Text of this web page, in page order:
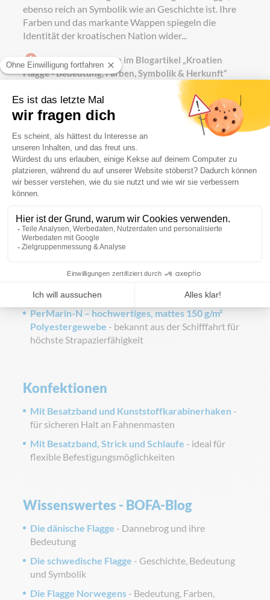
ebenso reich an Symbolik wie an Geschichte ist. Ihre
Farben und das markante Wappen spiegeln die
Identität der kroatischen Nation wider...
Jetzt mehr erfahren im Blogartikel „Kroatien
Flagge - Bedeutung, Farben, Symbolik & Herkunft“
Gängige Formate
150 × 100 cm
200 × 120 cm
250 × 150 cm
Weitere Formate auf Anfrage
Materialien
Polyestergewirke
- ideal für den Außeneinsatz mit
hoher Reißfestigkeit
PerMarin-N – hochwertiges, mattes 150 g/m²
Polyestergewebe - bekannt aus der Schifffahrt für
höchste Strapazierfähigkeit
Konfektionen
Mit Besatzband und Kunststoffkarabinerhaken -
für sicheren Halt an Fahnenmasten
Mit Besatzband, Strick und Schlaufe - ideal für
flexible Befestigungsmöglichkeiten
Wissenswertes - BOFA-Blog
Die dänische Flagge - Dannebrog und ihre
Bedeutung
Die schwedische Flagge - Geschichte, Bedeutung
und Symbolik
Die Flagge Norwegens - Bedeutung, Farben,